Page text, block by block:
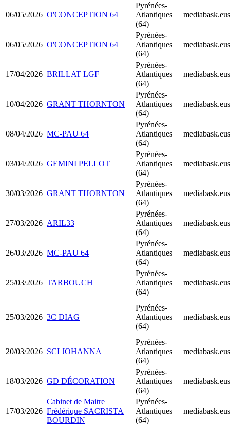
06/05/2026 O'CONCEPTION 64
Pyrénées-
Atlantiques
(64)
mediabask.eus
06/05/2026 O'CONCEPTION 64
Pyrénées-
Atlantiques
(64)
mediabask.eus
17/04/2026 BRILLAT LGF
Pyrénées-
Atlantiques
(64)
mediabask.eus
10/04/2026 GRANT THORNTON
Pyrénées-
Atlantiques
(64)
mediabask.eus
08/04/2026 MC-PAU 64
Pyrénées-
Atlantiques
(64)
mediabask.eus
03/04/2026 GEMINI PELLOT
Pyrénées-
Atlantiques
(64)
mediabask.eus
30/03/2026 GRANT THORNTON
Pyrénées-
Atlantiques
(64)
mediabask.eus
27/03/2026 ARIL33
Pyrénées-
Atlantiques
(64)
mediabask.eus
26/03/2026 MC-PAU 64
Pyrénées-
Atlantiques
(64)
mediabask.eus
25/03/2026 TARBOUCH
Pyrénées-
Atlantiques
(64)
mediabask.eus
25/03/2026 3C DIAG
Pyrénées-
Atlantiques
(64)
mediabask.eus
20/03/2026 SCI JOHANNA
Pyrénées-
Atlantiques
(64)
mediabask.eus
18/03/2026 GD DÉCORATION
Pyrénées-
Atlantiques
(64)
mediabask.eus
17/03/2026
Cabinet de Maitre
Frédérique SACRISTA
BOURDIN
Pyrénées-
Atlantiques
(64)
mediabask.eus